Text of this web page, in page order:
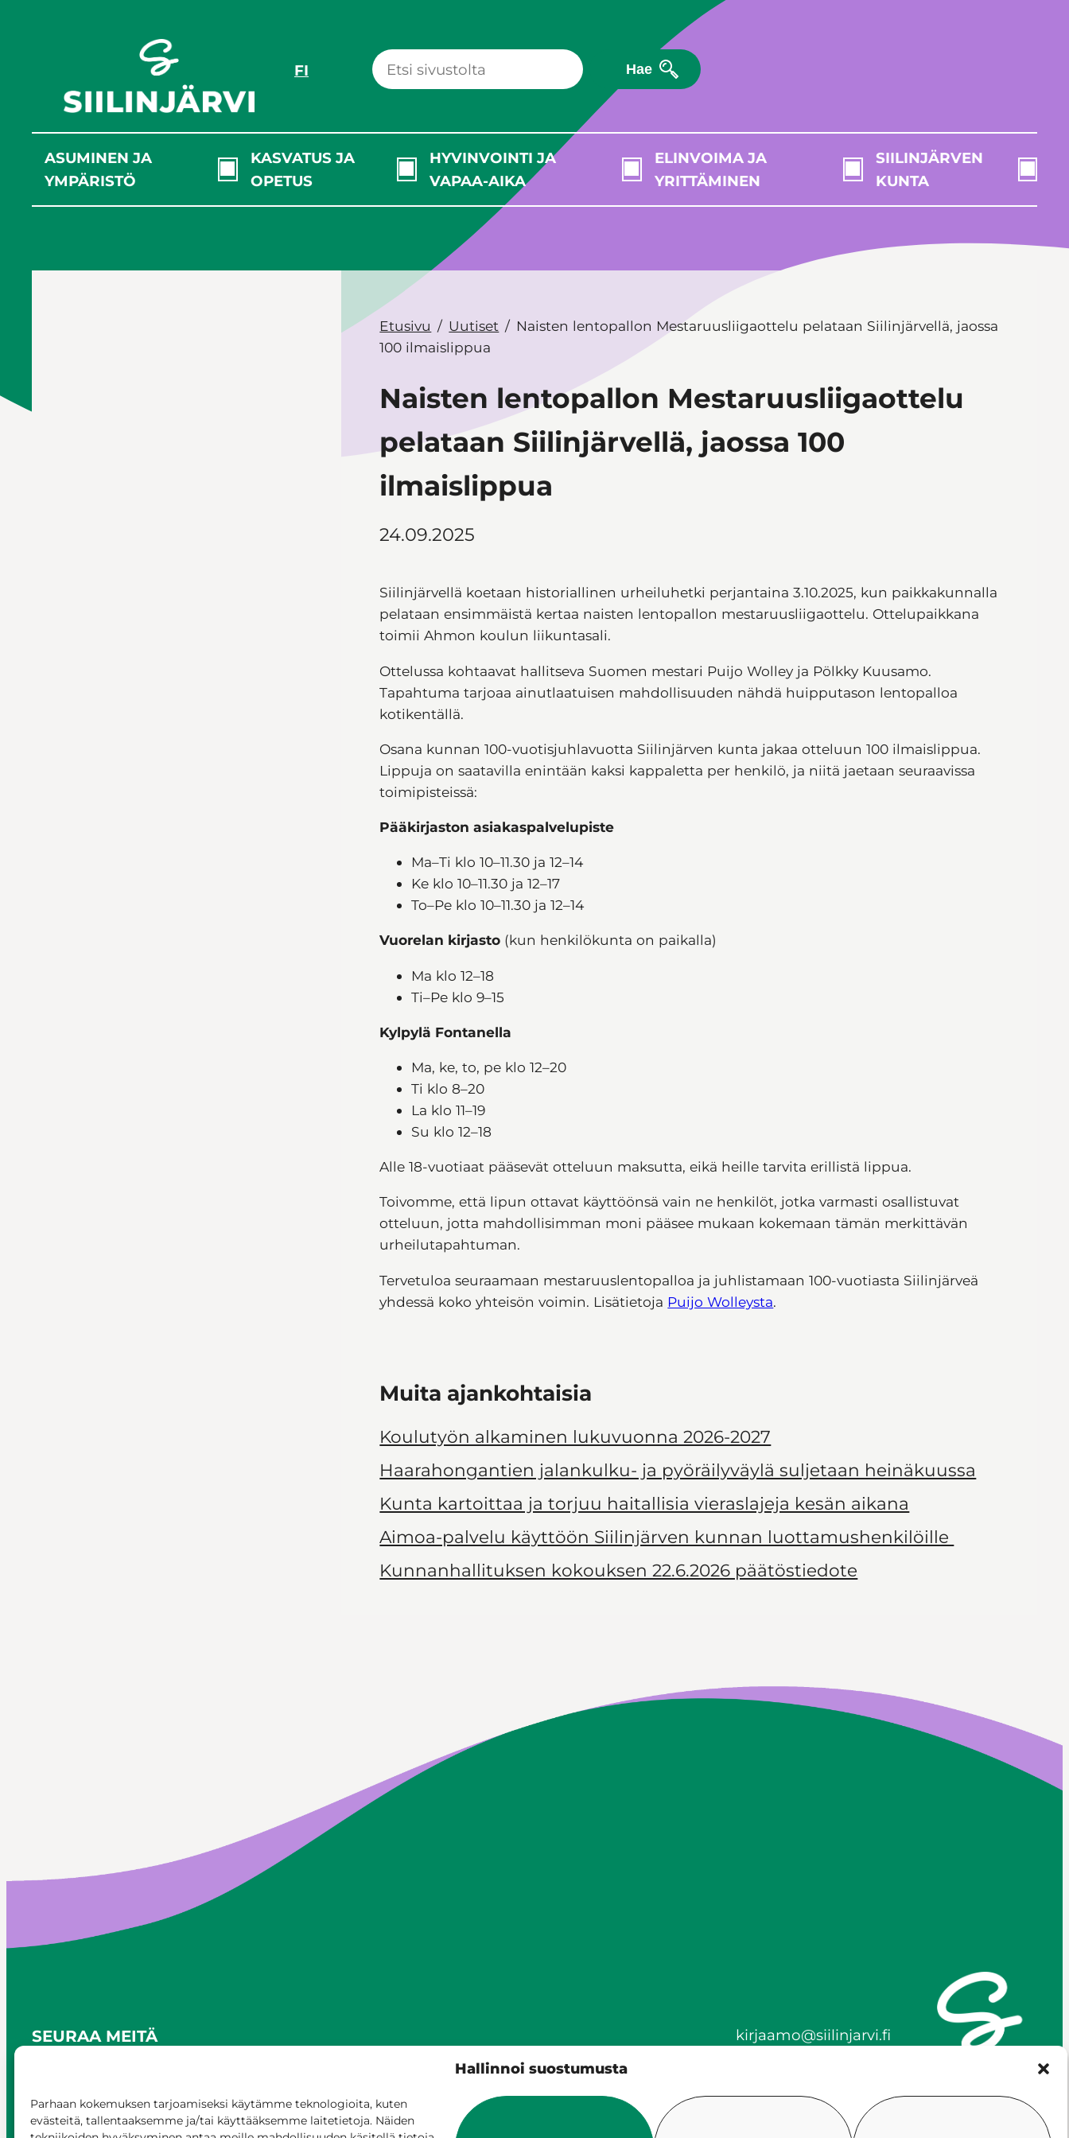
Hallinnoi suostumusta
Parhaan kokemuksen tarjoamiseksi käytämme teknologioita, kuten
evästeitä, tallentaaksemme ja/tai käyttääksemme laitetietoja. Näiden
FI Hae
ASUMINEN JA
YMPÄRISTÖ
KASVATUS JA
OPETUS
HYVINVOINTI JA
VAPAA-AIKA
ELINVOIMA JA
YRITTÄMINEN
SIILINJÄRVEN
KUNTA
Etusivu Uutiset
Naisten lentopallon Mestaruusliigaottelu pelataan Siilinjärvellä, jaossa
100 ilmaislippua
Naisten lentopallon Mestaruusliigaottelu
pelataan Siilinjärvellä, jaossa 100
ilmaislippua
24.09.2025
Siilinjärvellä koetaan historiallinen urheiluhetki perjantaina 3.10.2025, kun paikkakunnalla
pelataan ensimmäistä kertaa naisten lentopallon mestaruusliigaottelu. Ottelupaikkana
toimii Ahmon koulun liikuntasali.
Ottelussa kohtaavat hallitseva Suomen mestari Puijo Wolley ja Pölkky Kuusamo.
Tapahtuma tarjoaa ainutlaatuisen mahdollisuuden nähdä huipputason lentopalloa
kotikentällä.
Osana kunnan 100-vuotisjuhlavuotta Siilinjärven kunta jakaa otteluun 100 ilmaislippua.
Lippuja on saatavilla enintään kaksi kappaletta per henkilö, ja niitä jaetaan seuraavissa
toimipisteissä:
Pääkirjaston asiakaspalvelupiste
Ma–Ti klo 10–11.30 ja 12–14
Ke klo 10–11.30 ja 12–17
To–Pe klo 10–11.30 ja 12–14
Vuorelan kirjasto (kun henkilökunta on paikalla)
Ma klo 12–18
Ti–Pe klo 9–15
Kylpylä Fontanella
Ma, ke, to, pe klo 12–20
Ti klo 8–20
La klo 11–19
Su klo 12–18
Alle 18-vuotiaat pääsevät otteluun maksutta, eikä heille tarvita erillistä lippua.
Toivomme, että lipun ottavat käyttöönsä vain ne henkilöt, jotka varmasti osallistuvat
otteluun, jotta mahdollisimman moni pääsee mukaan kokemaan tämän merkittävän
urheilutapahtuman.
Tervetuloa seuraamaan mestaruuslentopalloa ja juhlistamaan 100-vuotiasta Siilinjärveä
yhdessä koko yhteisön voimin. Lisätietoja Puijo Wolleysta.
Muita ajankohtaisia
Koulutyön alkaminen lukuvuonna 2026-2027
Haarahongantien jalankulku- ja pyöräilyväylä suljetaan heinäkuussa
Kunta kartoittaa ja torjuu haitallisia vieraslajeja kesän aikana
Aimoa-palvelu käyttöön Siilinjärven kunnan luottamushenkilöille
Kunnanhallituksen kokouksen 22.6.2026 päätöstiedote
SEURAA MEITÄ
kirjaamo@siilinjarvi.fi
y-tunnus 0172718-0